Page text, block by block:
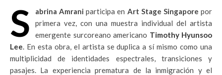
S abrina Amrani participa en Art Stage Singapore por
primera vez, con una muestra individual del artista
emergente surcoreano americano Timothy Hyunsoo
Lee. En esta obra, el artista se duplica a sí mismo como una
multiplicidad de identidades espectrales, transiciones y
pasajes. La experiencia prematura de la inmigración y el